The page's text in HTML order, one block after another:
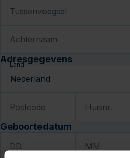
Tussenvoegsel
Achternaam
Adresgegevens
Land
Postcode Huisnr.
Geboortedatum
DD MM